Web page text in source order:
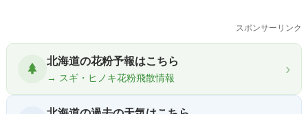
スポンサーリンク
北海道の花粉予報はこちら
→ スギ・ヒノキ花粉飛散情報
›